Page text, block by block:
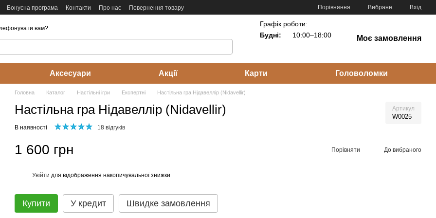
Бонусна програма Контакти Про нас
Повернення товару
Порівняння Вибране Вхід
вам?
Графік роботи:
Будні:
10:00–18:00 Моє замовлення
Аксесуари Акції Карти Головоломки
Головна Каталог Настільні ігри Експертні Настільна гра Нідавеллір (Nidavellir)
Настільна гра Нідавеллір (Nidavellir) Артикул
W0025
В наявності 18 відгуків
1 600 грн Порівняти До вибраного
Увійти для відображення накопичувальної знижки
Купити У кредит Швидке замовлення